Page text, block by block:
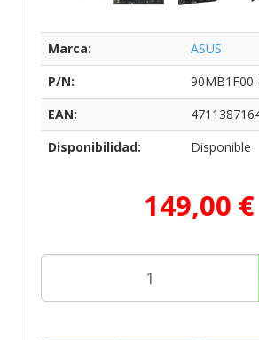
Marca:
ASUS
P/N:
EAN:
Disponibilidad:
Disponible
149,00 €